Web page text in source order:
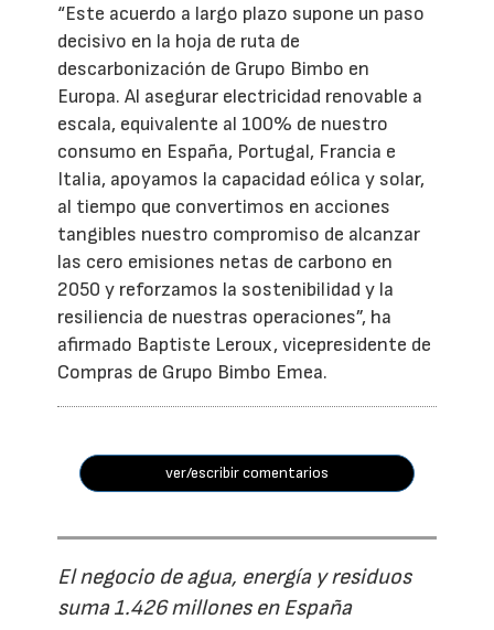
“Este acuerdo a largo plazo supone un paso
decisivo en la hoja de ruta de
descarbonización de Grupo Bimbo en
Europa. Al asegurar electricidad renovable a
escala, equivalente al 100% de nuestro
consumo en España, Portugal, Francia e
Italia, apoyamos la capacidad eólica y solar,
al tiempo que convertimos en acciones
tangibles nuestro compromiso de alcanzar
las cero emisiones netas de carbono en
2050 y reforzamos la sostenibilidad y la
resiliencia de nuestras operaciones”, ha
afirmado Baptiste Leroux, vicepresidente de
Compras de Grupo Bimbo Emea.
ver/escribir comentarios
El negocio de agua, energía y residuos
suma 1.426 millones en España